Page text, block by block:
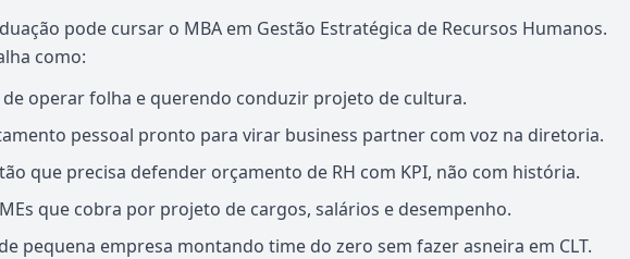
pode cursar o MBA em Gestão Estratégica de Recursos Humanos.
como:
de operar folha e querendo conduzir projeto de cultura.
pessoal pronto para virar business partner com voz na diretoria.
que precisa defender orçamento de RH com KPI, não com história.
que cobra por projeto de cargos, salários e desempenho.
pequena empresa montando time do zero sem fazer asneira em CLT.